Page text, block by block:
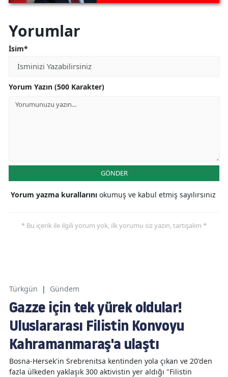
Yorumlar
İsim*
Yorum Yazın (500 Karakter)
GÖNDER
Yorum yazma kurallarını okumuş ve kabul etmiş sayılırsınız
* Bu içerik ile ilgili yorum yok, ilk yorumu siz yazın, tartışalım *
Türkgün | Gündem
Gazze için tek yürek oldular!
Uluslararası Filistin Konvoyu
Kahramanmaraş'a ulaştı
Bosna-Hersek'in Srebrenitsa kentinden yola çıkan ve 20'den
fazla ülkeden yaklaşık 300 aktivistin yer aldığı "Filistin